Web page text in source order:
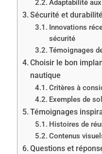
Adaptabilité
Sécurité et
Innovations
sécurité
Témoignages
Choisir le bon
nautique
Critères à
Exemples de
Témoignages
Histoires de
Contenus
Questions et